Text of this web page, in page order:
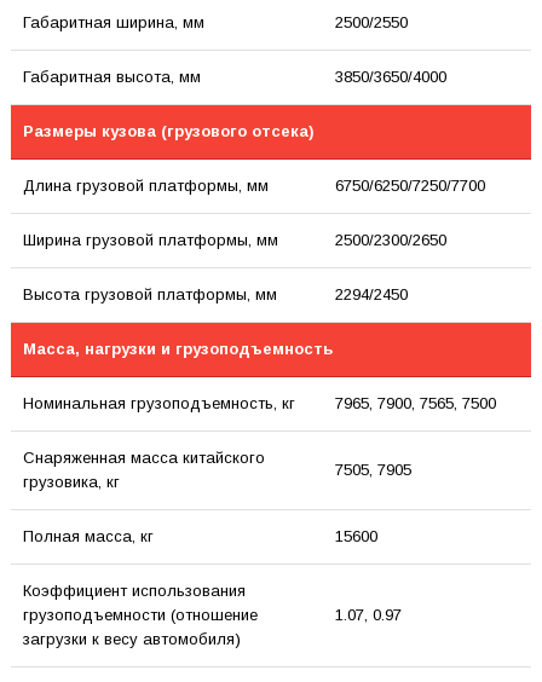
Габаритная ширина, мм 2500/2550
Габаритная высота, мм 3850/3650/4000
Размеры кузова (грузового отсека)
Длина грузовой платформы, мм 6750/6250/7250/7700
Ширина грузовой платформы, мм 2500/2300/2650
Высота грузовой платформы, мм 2294/2450
Масса, нагрузки и грузоподъемность
Номинальная грузоподъемность, кг 7965, 7900, 7565, 7500
Снаряженная масса китайского
грузовика, кг
7505, 7905
Полная масса, кг 15600
Коэффициент использования
грузоподъемности (отношение
загрузки к весу автомобиля)
1.07, 0.97